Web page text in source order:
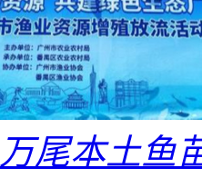
尾本土鱼